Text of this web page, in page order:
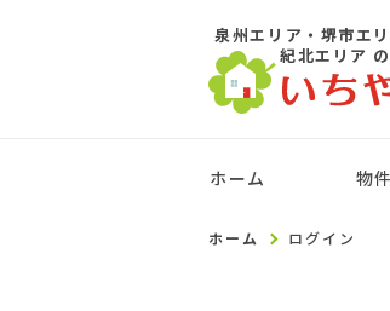
泉州エリア・堺市エ
紀北エリア
ホーム 物
ホーム ログイン